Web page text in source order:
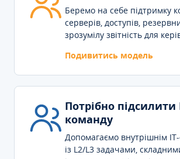
Беремо на себе підтримку
серверів, доступів,
зрозумілу звітність для
Подивитись модель
Потрібно підсилити
команду
Допомагаємо внутрішнім IT-
із L2/L3 задачами,